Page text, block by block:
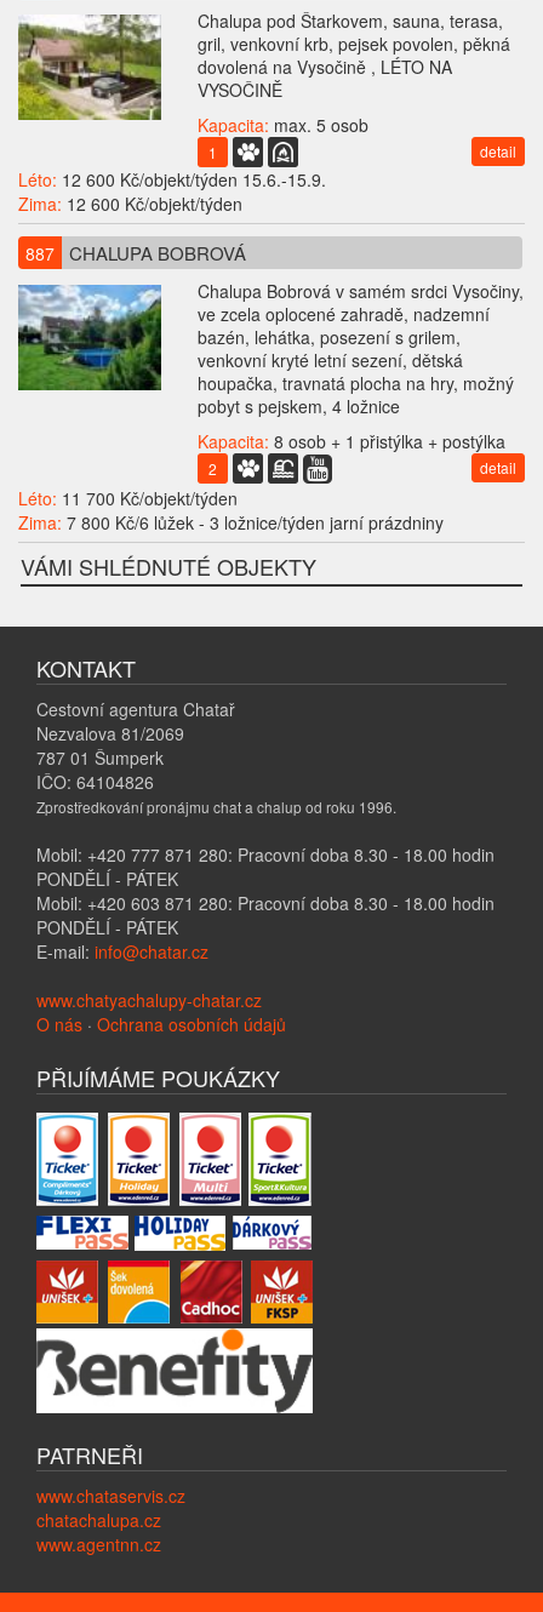
Chalupa pod Štarkovem, sauna, terasa,
gril, venkovní krb, pejsek povolen, pěkná
dovolená na Vysočině , LÉTO NA
VYSOČINĚ
Kapacita: max. 5 osob
1 detail
Léto: 12 600 Kč/objekt/týden 15.6.-15.9.
Zima: 12 600 Kč/objekt/týden
887 CHALUPA BOBROVÁ
Chalupa Bobrová v samém srdci Vysočiny,
ve zcela oplocené zahradě, nadzemní
bazén, lehátka, posezení s grilem,
venkovní kryté letní sezení, dětská
houpačka, travnatá plocha na hry, možný
pobyt s pejskem, 4 ložnice
Kapacita: 8 osob + 1 přistýlka + postýlka
2 detail
Léto: 11 700 Kč/objekt/týden
Zima: 7 800 Kč/6 lůžek - 3 ložnice/týden jarní prázdniny
VÁMI SHLÉDNUTÉ OBJEKTY
KONTAKT
Cestovní agentura Chatař
Nezvalova 81/2069
787 01 Šumperk
IČO: 64104826
Zprostředkování pronájmu chat a chalup od roku 1996.
Mobil: +420 777 871 280: Pracovní doba 8.30 - 18.00 hodin
PONDĚLÍ - PÁTEK
Mobil: +420 603 871 280: Pracovní doba 8.30 - 18.00 hodin
PONDĚLÍ - PÁTEK
E-mail: info@chatar.cz
www.chatyachalupy-chatar.cz
O nás · Ochrana osobních údajů
PŘIJÍMÁME POUKÁZKY
PATRNEŘI
www.chataservis.cz
chatachalupa.cz
www.agentnn.cz